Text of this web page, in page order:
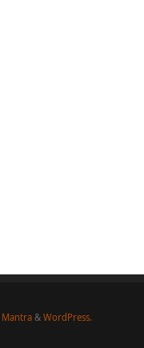
Mantra & WordPress.